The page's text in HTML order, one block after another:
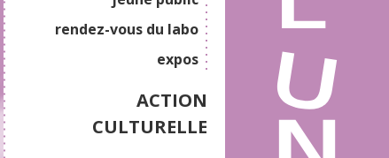
rendez-vous du labo
expos
ACTION
CULTURELLE